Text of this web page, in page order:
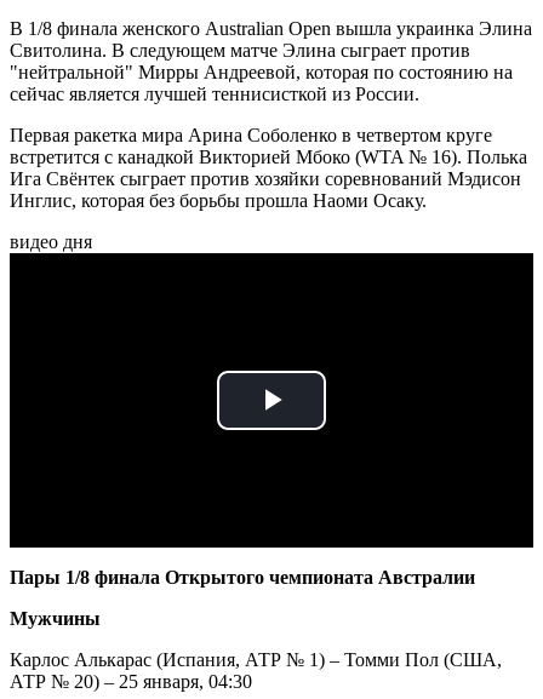
В 1/8 финала женского Australian Open вышла украинка Элина
Свитолина. В следующем матче Элина сыграет против
"нейтральной" Мирры Андреевой, которая по состоянию на
сейчас является лучшей теннисисткой из России.
Первая ракетка мира Арина Соболенко в четвертом круге
встретится с канадкой Викторией Мбоко (WTA № 16). Полька
Ига Свёнтек сыграет против хозяйки соревнований Мэдисон
Инглис, которая без борьбы прошла Наоми Осаку.
видео дня
Play
Пары 1/8 финала Открытого чемпионата Австралии
Мужчины
Карлос Алькарас (Испания, АТР № 1) – Томми Пол (США,
АТР № 20) – 25 января, 04:30